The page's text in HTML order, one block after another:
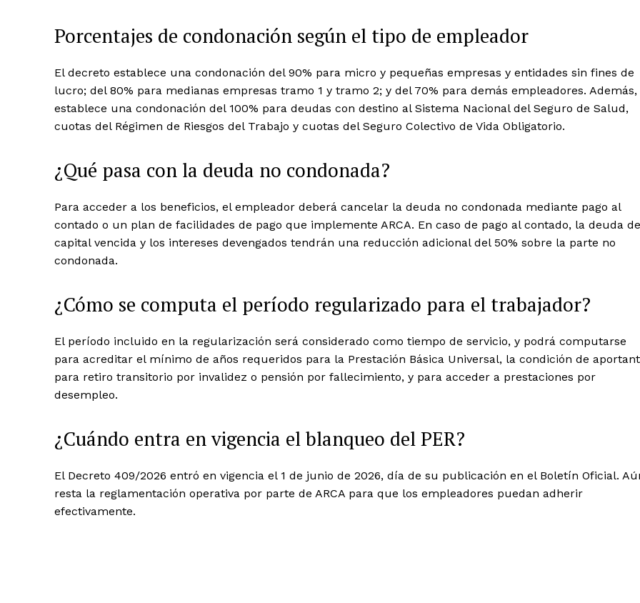
Porcentajes de condonación según el tipo de empleador
El decreto establece una condonación del 90% para micro y pequeñas empresas y entidades sin fines de
lucro; del 80% para medianas empresas tramo 1 y tramo 2; y del 70% para demás empleadores. Además,
establece una condonación del 100% para deudas con destino al Sistema Nacional del Seguro de Salud,
cuotas del Régimen de Riesgos del Trabajo y cuotas del Seguro Colectivo de Vida Obligatorio.
¿Qué pasa con la deuda no condonada?
Para acceder a los beneficios, el empleador deberá cancelar la deuda no condonada mediante pago al
contado o un plan de facilidades de pago que implemente ARCA. En caso de pago al contado, la deuda de
capital vencida y los intereses devengados tendrán una reducción adicional del 50% sobre la parte no
condonada.
¿Cómo se computa el período regularizado para el trabajador?
El período incluido en la regularización será considerado como tiempo de servicio, y podrá computarse
para acreditar el mínimo de años requeridos para la Prestación Básica Universal, la condición de
para retiro transitorio por invalidez o pensión por fallecimiento, y para acceder a prestaciones por
desempleo.
¿Cuándo entra en vigencia el blanqueo del PER?
El Decreto 409/2026 entró en vigencia el 1 de junio de 2026, día de su publicación en el Boletín Oficial.
resta la reglamentación operativa por parte de ARCA para que los empleadores puedan adherir
efectivamente.